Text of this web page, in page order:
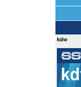
kdw